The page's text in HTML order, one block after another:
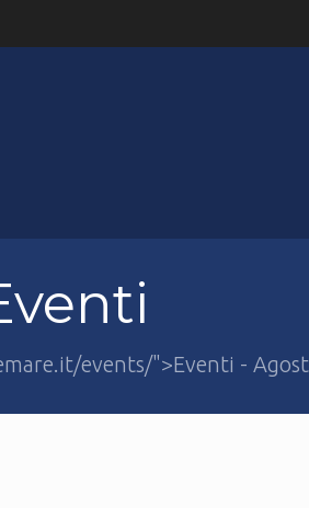
events/">Eventi -